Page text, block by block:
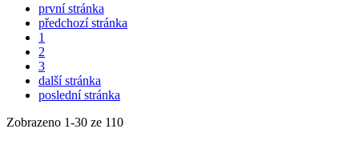
první stránka
předchozí stránka
1
2
3
další stránka
poslední stránka
Zobrazeno 1-30 ze 110